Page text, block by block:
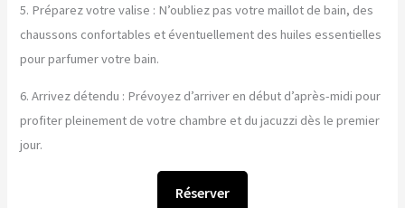
5. Préparez votre valise : N’oubliez pas votre maillot de bain, des
chaussons confortables et éventuellement des huiles essentielles
pour parfumer votre bain.
6. Arrivez détendu : Prévoyez d’arriver en début d’après-midi pour
profiter pleinement de votre chambre et du jacuzzi dès le premier
jour.
Réserver